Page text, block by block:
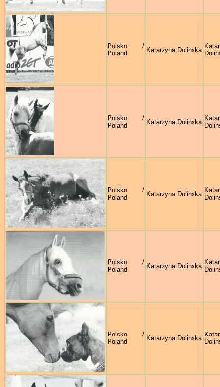
Polsko /
Poland
Katarzyna Dolinska
Polsko /
Poland
Katarzyna Dolinska
Polsko /
Poland
Katarzyna Dolinska
Polsko /
Poland
Katarzyna Dolinska
Polsko /
Poland
Katarzyna Dolinska